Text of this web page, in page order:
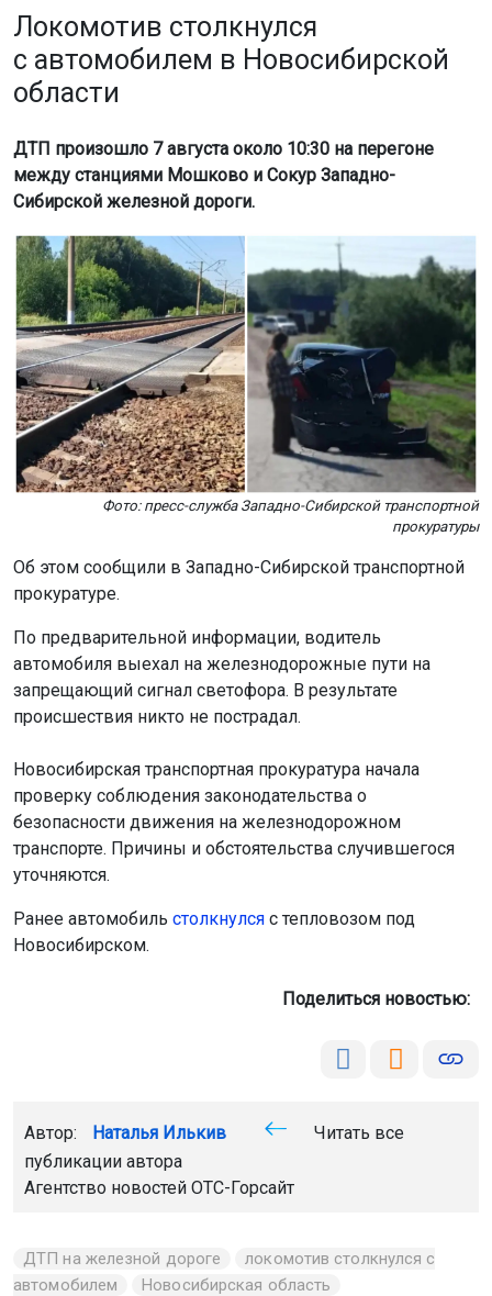
Локомотив столкнулся
с автомобилем в Новосибирской
области
ДТП произошло 7 августа около 10:30 на перегоне
между станциями Мошково и Сокур Западно-
Сибирской железной дороги.
Фото: пресс-служба Западно-Сибирской транспортной
прокуратуры
Об этом сообщили в Западно-Сибирской транспортной
прокуратуре.
По предварительной информации, водитель
автомобиля выехал на железнодорожные пути на
запрещающий сигнал светофора. В результате
происшествия никто не пострадал.
Новосибирская транспортная прокуратура начала
проверку соблюдения законодательства о
безопасности движения на железнодорожном
транспорте. Причины и обстоятельства случившегося
уточняются.
Ранее автомобиль столкнулся с тепловозом под
Новосибирском.
Поделиться новостью:
Автор: Наталья Илькив
Читать все
публикации автора
Агентство новостей ОТС-Горсайт
ДТП на железной дороге
локомотив столкнулся с
автомобилем
Новосибирская область